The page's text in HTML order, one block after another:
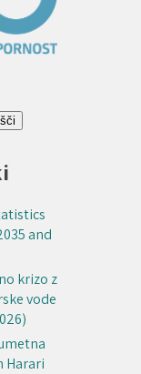
and
krizo z
vode
Harari